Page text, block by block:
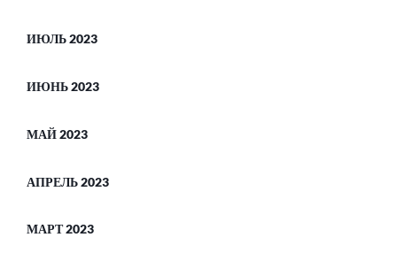
ИЮЛЬ 2023
ИЮНЬ 2023
МАЙ 2023
АПРЕЛЬ 2023
МАРТ 2023